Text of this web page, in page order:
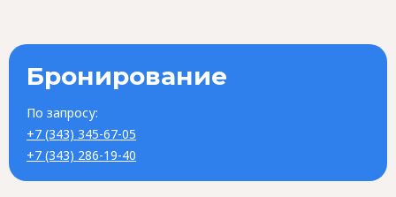
Бронирование
По запросу:
+7 (343) 345-67-05
+7 (343) 286-19-40